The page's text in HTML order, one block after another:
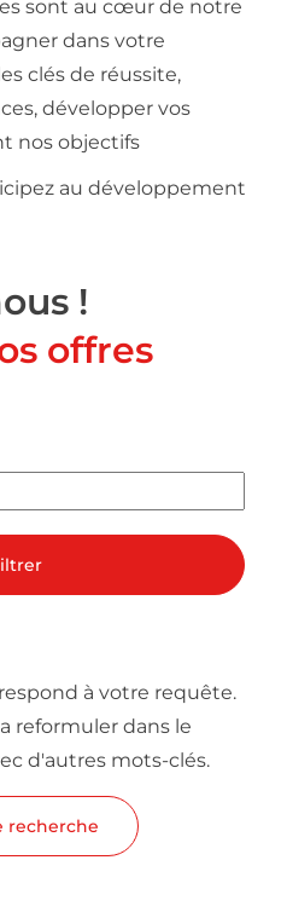
sont au cœur de notre
dans votre
clés de réussite,
développer vos
nos objectifs
au développement
!
offres
à votre requête.
reformuler dans le
d'autres mots-clés.
recherche